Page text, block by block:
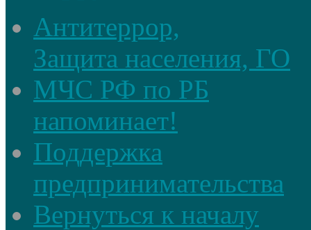
Антитеррор,
Защита населения, ГО
МЧС РФ по РБ
напоминает!
Поддержка
предпринимательства
Вернуться к началу